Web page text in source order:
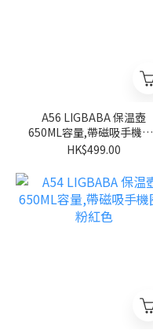
A56 LIGBABA 保温壺
650ML容量,帶磁吸手機圈 -
淺藍色
HK$499.00